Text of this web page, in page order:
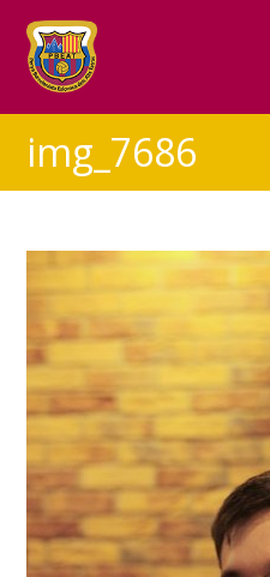
img_7686